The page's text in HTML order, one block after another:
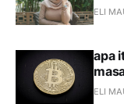
ELI
apa
ELI